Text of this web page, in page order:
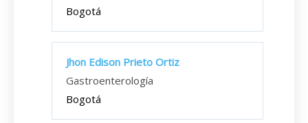
Bogotá
Jhon Edison Prieto Ortiz
Gastroenterología
Bogotá